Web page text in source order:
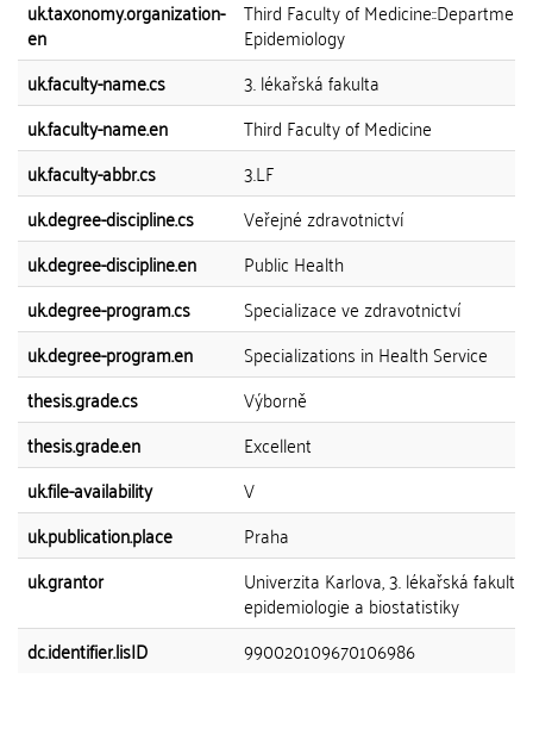
uk.taxonomy.organization-
en
Third Faculty of
Epidemiology
uk.faculty-name.cs
3. lékařská fakulta
uk.faculty-name.en
Third Faculty of Medicine
uk.faculty-abbr.cs
3.LF
uk.degree-discipline.cs
Veřejné zdravotnictví
uk.degree-discipline.en
Public Health
uk.degree-program.cs
Specializace ve zdravotnictví
uk.degree-program.en
Specializations in Health Service
thesis.grade.cs
Výborně
thesis.grade.en
Excellent
uk.file-availability
V
uk.publication.place
Praha
uk.grantor
Univerzita Karlova, 3. lékařská
epidemiologie a biostatistiky
dc.identifier.lisID
990020109670106986